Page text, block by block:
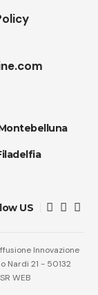
US
Innovazione
Nardi 21 - 50132
WEB